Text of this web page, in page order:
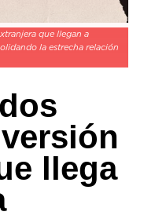
que llegan a
la estrecha relación
llega